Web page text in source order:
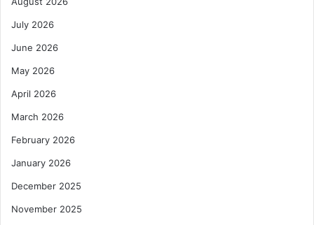
July 2026
June 2026
May 2026
April 2026
March 2026
February 2026
January 2026
December 2025
November 2025